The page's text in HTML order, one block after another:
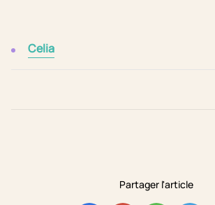
Partager l'article
Celia